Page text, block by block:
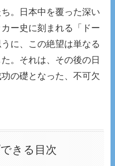
。日本中を覆った深い
ー史に刻まれる「ドー
に、この絶望は単なる
。それは、その後の日
の礎となった、不可欠
きる目次